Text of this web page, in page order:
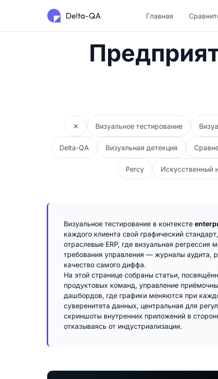
Главная
✕ Визуальное тестирование
Delta-QA Визуальная детекция
Percy Искусственный
Визуальное тестирование в контексте
каждого клиента свой графический
отраслевые ERP, где визуальная
требования управления — журналы аудита,
качество самого диффа.
На этой странице собраны статьи,
продуктовых команд, управление
дашбордов, где графики меняются при
суверенитета данных, центральная для
скриншоты внутренних приложений в
отказываясь от индустриализации.